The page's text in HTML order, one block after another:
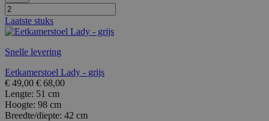
Laatste stuks
Snelle levering
Eetkamerstoel Lady - grijs
€ 49,00 € 68,00
Lengte: 51 cm
Hoogte: 98 cm
Breedte/diepte: 42 cm